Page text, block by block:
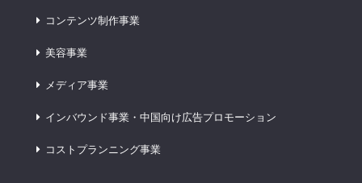
コンテンツ制作事業
美容事業
メディア事業
インバウンド事業・中国向け広告プロモーション
コストプランニング事業